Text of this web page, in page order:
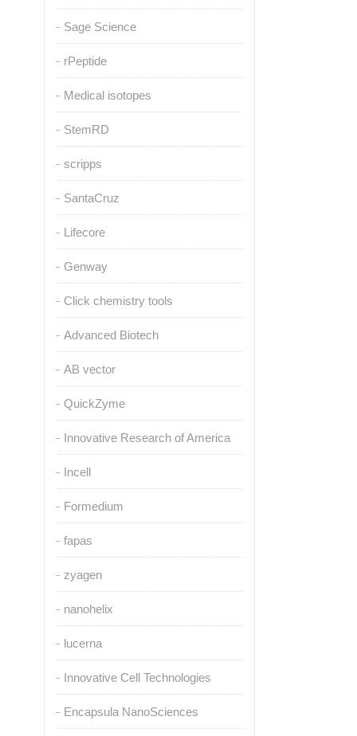
Sage Science
rPeptide
Medical isotopes
StemRD
scripps
SantaCruz
Lifecore
Genway
Click chemistry tools
Advanced Biotech
AB vector
QuickZyme
Innovative Research of America
Incell
Formedium
fapas
zyagen
nanohelix
lucerna
Innovative Cell Technologies
Encapsula NanoSciences